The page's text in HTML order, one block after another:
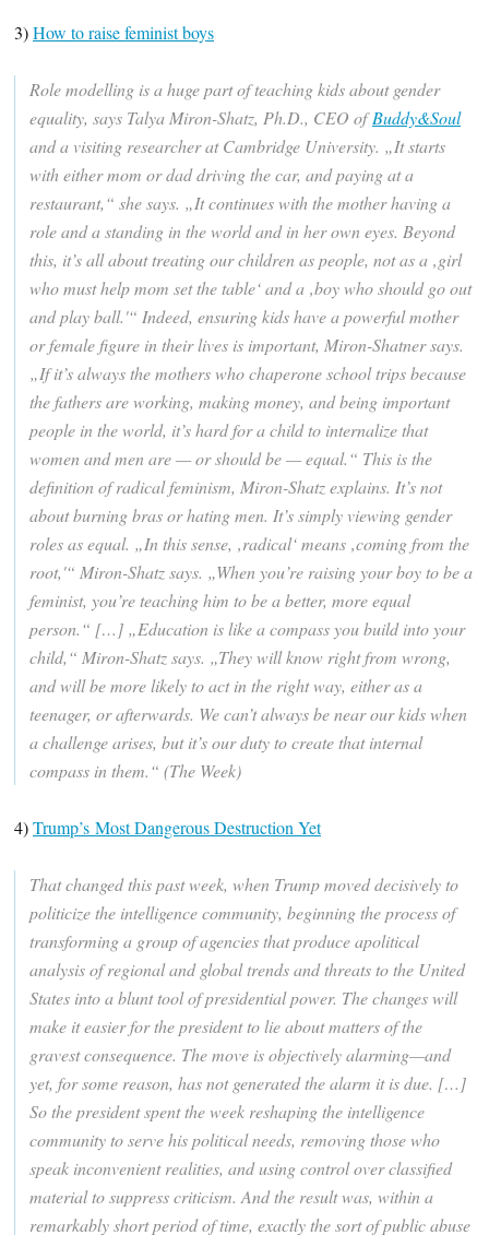
3)How to raise feminist boys
Role modelling is a huge part of teaching kids about gender
equality, says Talya Miron-Shatz, Ph.D., CEO ofBuddy&Soul
and a visiting researcher at Cambridge University. „It starts
with either mom or dad driving the car, and paying at a
restaurant,“ she says. „It continues with the mother having a
role and a standing in the world and in her own eyes. Beyond
this, it’s all about treating our children as people, not as a ‚girl
who must help mom set the table‘ and a ‚boy who should go out
and play ball.'“ Indeed, ensuring kids have a powerful mother
or female figure in their lives is important, Miron-Shatner says.
„If it’s always the mothers who chaperone school trips because
the fathers are working, making money, and being important
people in the world, it’s hard for a child to internalize that
women and men are — or should be — equal.“ This is the
definition of radical feminism, Miron-Shatz explains. It’s not
about burning bras or hating men. It’s simply viewing gender
roles as equal. „In this sense, ‚radical‘ means ‚coming from the
root,'“ Miron-Shatz says. „When you’re raising your boy to be a
feminist, you’re teaching him to be a better, more equal
person.“ […] „Education is like a compass you build into your
child,“ Miron-Shatz says. „They will know right from wrong,
and will be more likely to act in the right way, either as a
teenager, or afterwards. We can’t always be near our kids when
a challenge arises, but it’s our duty to create that internal
compass in them.“ (The Week)
4)Trump’s Most Dangerous Destruction Yet
That changed this past week, when Trump moved decisively to
politicize the intelligence community, beginning the process of
transforming a group of agencies that produce apolitical
analysis of regional and global trends and threats to the United
States into a blunt tool of presidential power. The changes will
make it easier for the president to lie about matters of the
gravest consequence. The move is objectively alarming—and
yet, for some reason, has not generated the alarm it is due. […]
So the president spent the week reshaping the intelligence
community to serve his political needs, removing those who
speak inconvenient realities, and using control over classified
material to suppress criticism. And the result was, within a
remarkably short period of time, exactly the sort of public abuse